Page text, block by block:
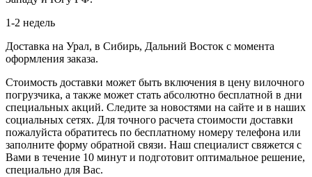
1-2 недель
Доставка на Урал, в Сибирь, Дальний Восток с момента
оформления заказа.
Стоимость доставки может быть включения в цену вилочного
погрузчика, а также может стать абсолютно бесплатной в дни
специальных акций. Следите за новостями на сайте и в наших
социальных сетях. Для точного расчета стоимости доставки
пожалуйста обратитесь по бесплатному номеру телефона или
заполните форму обратной связи. Наш специалист свяжется с
Вами в течение 10 минут и подготовит оптимальное решение,
специально для Вас.